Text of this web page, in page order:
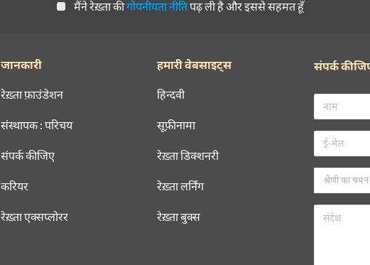
मैंने रेख़्ता कीगोपनीयता नीतिपढ़ ली है और इससे सहमत हूँ
जानकारी
रेख़्ता फ़ाउंडेशन
संस्थापक : परिचय
संपर्क कीजिए
करियर
रेख़्ता एक्सप्लोरर
हमारी वेबसाइट्स
हिन्दवी
सूफ़ीनामा
रेख़्ता डिक्शनरी
रेख़्ता लर्निंग
रेख़्ता बुक्स
संपर्क